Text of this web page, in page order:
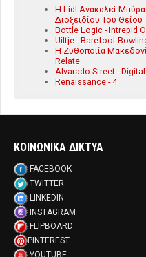
Η Lidl Ανακαλεί
Διοξειδίου Του Θείου
Bottle Logic - Intrepid
Uiltje - Barefoot
Η Ζυθοποιία
Relate
Alvarado Street -
Renaissance - 4
ΚΟΙΝΩΝΙΚΑ ΔΙΚΤΥΑ
FACEBOOK
TWITTER
LINKEDIN
INSTAGRAM
FLIPBOARD
PINTEREST
YOUTUBE